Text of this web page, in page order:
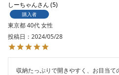
しーちゃん 5
購入者
東京都40代女性
投稿日
2024/05/28
収納たっぷりで開きやすく、お目当